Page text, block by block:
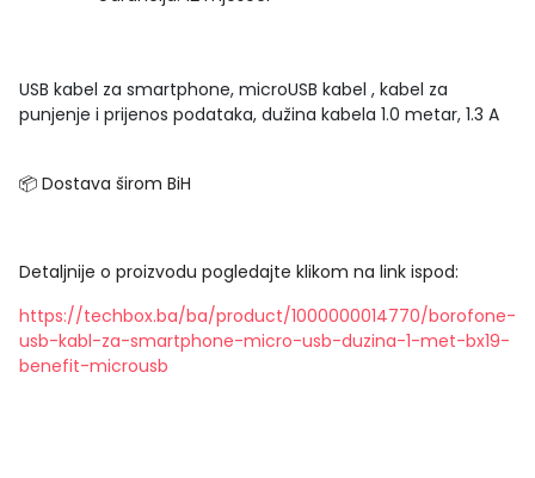
USB kabel za smartphone, microUSB kabel , kabel za
punjenje i prijenos podataka, dužina kabela 1.0 metar, 1.3 A
📦 Dostava širom BiH
Detaljnije o proizvodu pogledajte klikom na link ispod:
https://techbox.ba/ba/product/1000000014770/borofone-
usb-kabl-za-smartphone-micro-usb-duzina-1-met-bx19-
benefit-microusb